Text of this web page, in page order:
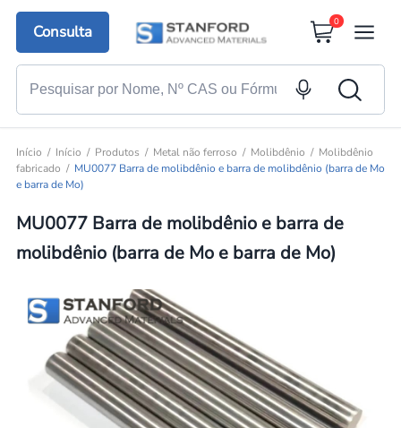
Consulta
0
Início Início Produtos Metal não ferroso Molibdênio
Molibdênio
fabricado
MU0077 Barra de molibdênio e barra de molibdênio (barra de Mo
e barra de Mo)
MU0077 Barra de molibdênio e barra de
molibdênio (barra de Mo e barra de Mo)